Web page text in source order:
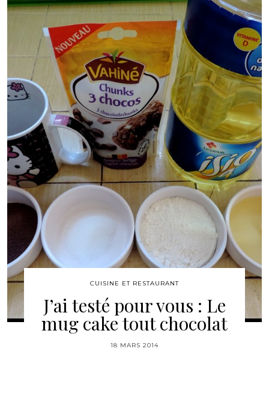
CUISINE ET RESTAURANT
J’ai testé pour vous : Le
mug cake tout chocolat
18 MARS 2014